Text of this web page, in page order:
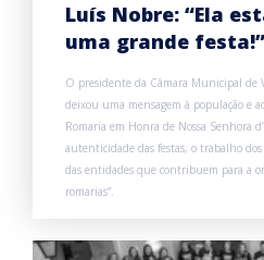
Luís Nobre: “Ela
uma grande festa!”
O presidente da Câmara Municipal de
deixou uma mensagem à população e
Romaria em Honra de Nossa Senhora
autenticidade das festas, o trabalho
das entidades que contribuem para a
romarias”.